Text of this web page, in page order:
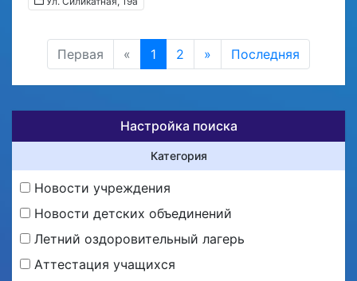
Первая « 1 2 » Последняя
Настройка поиска
Категория
Новости учреждения
Новости детских объединений
Летний оздоровительный лагерь
Аттестация учащихся